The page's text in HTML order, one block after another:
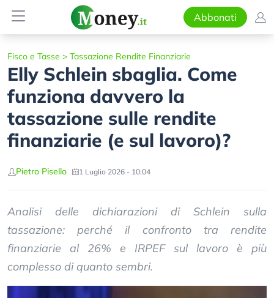
Abbonati
Fisco e Tasse > Tassazione Rendite Finanziarie
Elly Schlein sbaglia. Come
funziona davvero la
tassazione sulle rendite
finanziarie (e sul lavoro)?
Pietro Pisello 1 Luglio 2026 - 10:04
Analisi delle dichiarazioni di Schlein sulla
tassazione: perché il confronto tra rendite
finanziarie al 26% e IRPEF sul lavoro è più
complesso di quanto sembri.